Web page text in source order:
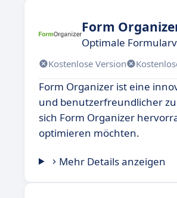
Form
Optimale
Kostenlose Version
Form Organizer ist eine
und benutzerfreundlicher
sich Form Organizer
optimieren möchten.
Mehr Details anzeigen